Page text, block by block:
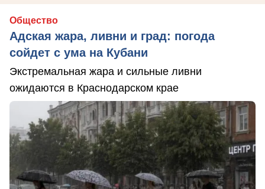
Общество
Адская жара, ливни и град: погода
сойдет с ума на Кубани
Экстремальная жара и сильные ливни
ожидаются в Краснодарском крае